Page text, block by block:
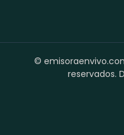
©
reservados.